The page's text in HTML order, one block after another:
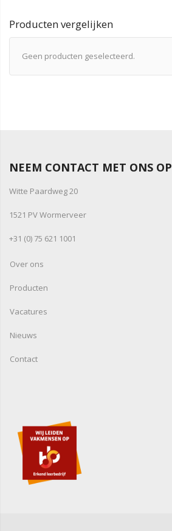
Producten vergelijken
Geen producten geselecteerd.
NEEM CONTACT MET ONS OP
Witte Paardweg 20
1521 PV Wormerveer
+31 (0) 75 621 1001
Over ons
Producten
Vacatures
Nieuws
Contact